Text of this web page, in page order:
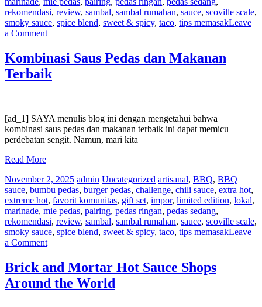
rekomendasi, review, sambal, sambal rumahan, sauce, scoville scale,
smoky sauce, spice blend, sweet & spicy, taco, tips memasakLeave
a Commenton
Pedas
Terbaik
untuk
Kombinasi Saus Pedas dan Makanan
Terbaik
[ad_1] SAYA menulis blog ini dengan mengetahui bahwa
kombinasi saus pedas dan makanan terbaik ini dapat memicu
perdebatan sengit. Namun, mari kita
Read More
November 2, 2025 admin Uncategorized artisanal, BBQ, BBQ
sauce, bumbu pedas, burger pedas, challenge, chili sauce, extra hot,
extreme hot, favorit komunitas, gift set, impor, limited edition, lokal,
marinade, mie pedas, pairing, pedas ringan, pedas sedang,
rekomendasi, review, sambal, sambal rumahan, sauce, scoville scale,
smoky sauce, spice blend, sweet & spicy, taco, tips memasakLeave
a Commenton
Saus
Pedas
dan
Brick and Mortar Hot Sauce Shops
Around the World